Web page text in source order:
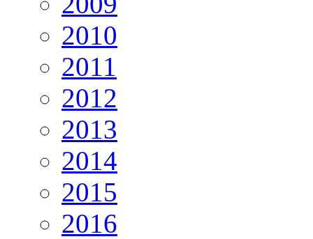
2010
2011
2012
2013
2014
2015
2016